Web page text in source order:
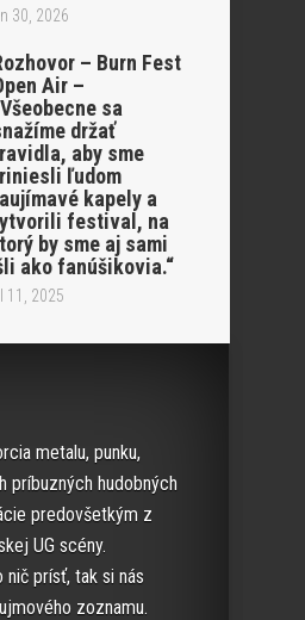
30, 2026
– Burn Fest
Air –
sa
držať
aby sme
ľudom
kapely a
festival, na
by sme aj sami
ako fanúšikovia.“
11, 2025
metalu, punku,
príbuzných hudobných
predovšetkým z
UG scény.
prísť, tak si nás
zoznamu.